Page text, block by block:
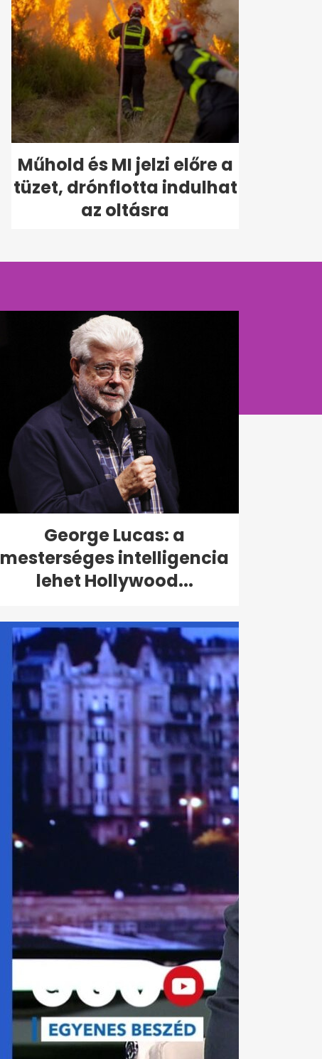
Műhold és MI jelzi előre a
tüzet, drónflotta indulhat
az oltásra
George Lucas: a
mesterséges intelligencia
lehet Hollywood...